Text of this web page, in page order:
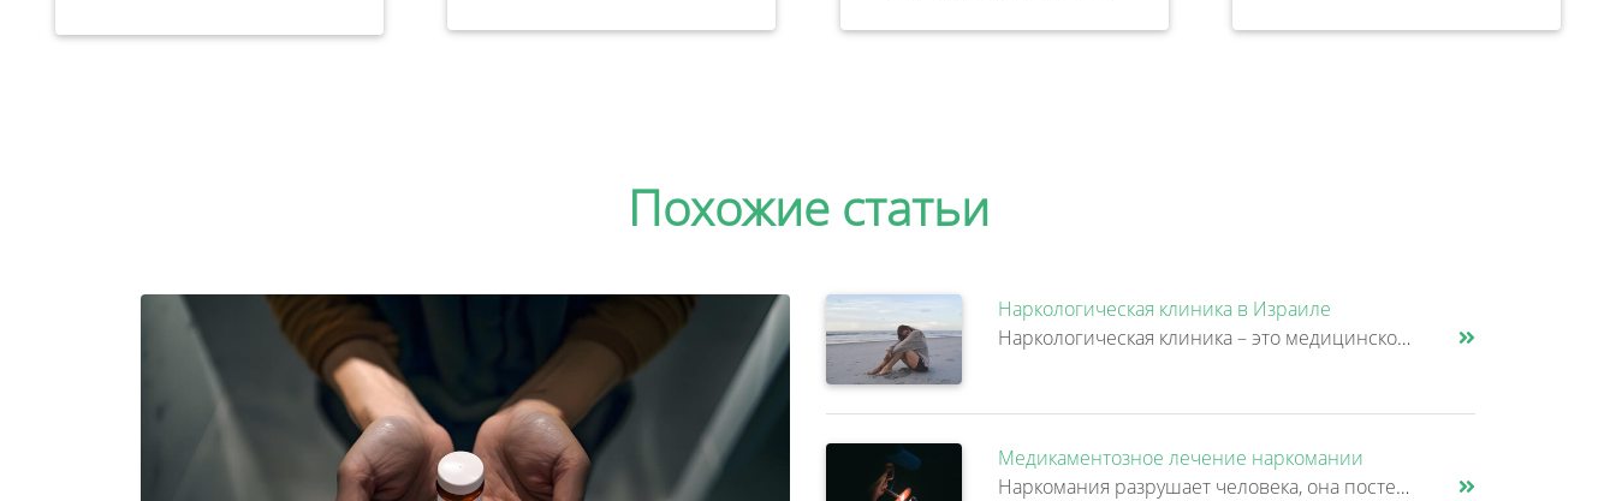
Похожие статьи
Наркологическая клиника в Израиле
Наркологическая клиника – это медицинское учреждение, специализирующееся на диагностике, лечении и профилактике зависимо......
Медикаментозное лечение наркомании
Наркомания разрушает человека, она постепенно забирает у него волю и интерес к жизни, здоровое окружение, семью, друзей,......